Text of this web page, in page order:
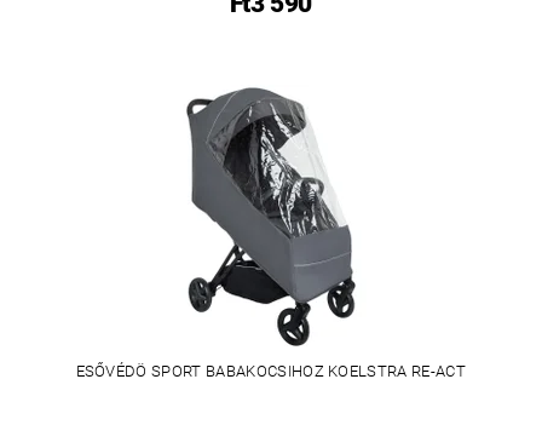
ESŐVÉDÖ SPORT BABAKOCSIHOZ KOELSTRA RE-ACT